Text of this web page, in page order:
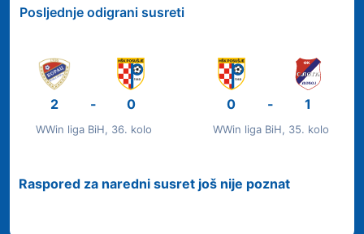
Posljednje odigrani susreti
2 - 0
WWin liga BiH, 36. kolo
0 - 1
WWin liga BiH, 35. kolo
Raspored za naredni susret još nije poznat